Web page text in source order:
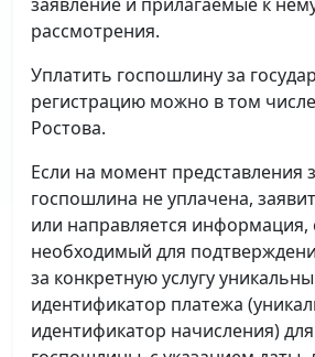
рассмотрения.
Уплатить госпошлину за
регистрацию можно в том
Ростова.
Если на момент представления
госпошлина не уплачена,
или направляется
необходимый для
за конкретную услугу
идентификатор платежа
идентификатор начисления)